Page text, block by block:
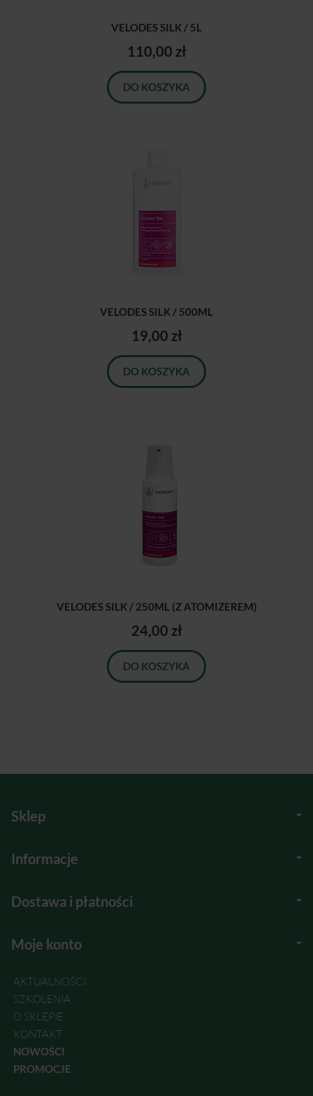
VELODES SILK / 5L
110,00 zł
DO KOSZYKA
VELODES SILK / 500ML
19,00 zł
DO KOSZYKA
VELODES SILK / 250ML (Z ATOMIZEREM)
24,00 zł
DO KOSZYKA
Sklep
Informacje
Dostawa i płatności
Moje konto
AKTUALNOŚCI
SZKOLENIA
O SKLEPIE
KONTAKT
NOWOŚCI
PROMOCJE